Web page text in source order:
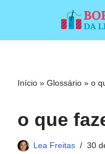
conteúdo
Início » Glossário » o
o que
Lea Freitas 30